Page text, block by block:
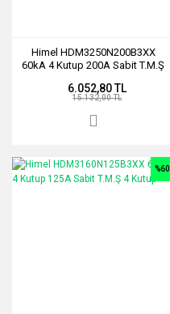
Himel HDM3250N200B3XX
60kA 4 Kutup 200A Sabit T.M.Ş
6.052,80 TL
15.132,00 TL
%60